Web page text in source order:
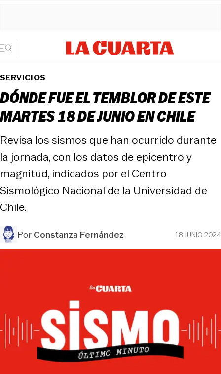
SERVICIOS
DÓNDE FUE EL TEMBLOR DE ESTE
MARTES 18 DE JUNIO EN CHILE
Revisa los sismos que han ocurrido durante
la jornada, con los datos de epicentro y
magnitud, indicados por el Centro
Sismológico Nacional de la Universidad de
Chile.
PorConstanza Fernández 18 JUNIO 2024